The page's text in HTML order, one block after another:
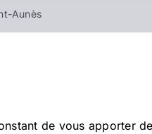
Aunès
de vous apporter